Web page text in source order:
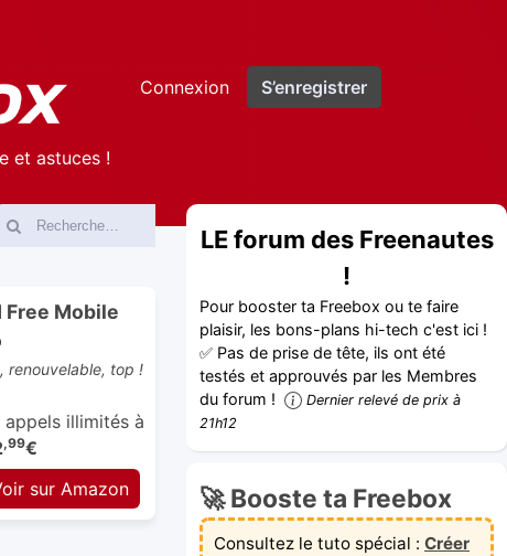
Connexion S’enregistrer
et astuces !
Free Mobile
renouvelable, top !
appels illimités à
,99€
sur Amazon
LE forum des Freenautes
!
Pour booster ta Freebox ou te faire
plaisir, les bons-plans hi-tech c'est ici !
✅ Pas de prise de tête, ils ont été
testés et approuvés par les Membres
du forum !
Dernier relevé de prix à
21h12
🚀 Booste ta Freebox
Consultez le tuto spécial : Créer